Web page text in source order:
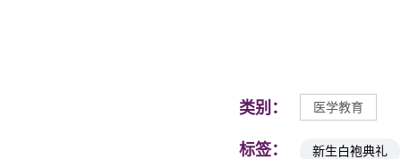
类别： 医学教育
标签： 新生白袍典礼